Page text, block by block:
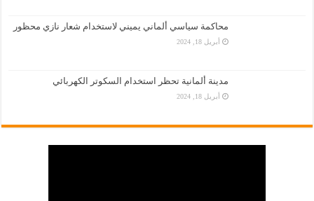
محاكمة سياسي ألماني يميني لاستخدام شعار نازي محظور
أبريل 18, 2024
مدينة ألمانية تحظر استخدام السكوتر الكهربائي
أبريل 18, 2024